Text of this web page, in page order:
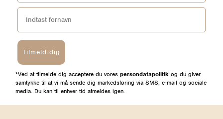
Tilmeld dig
*Ved at tilmelde dig acceptere du vores persondatapolitik og du giver
samtykke til at vi må sende dig markedsføring via SMS, e-mail og sociale
media. Du kan til enhver tid afmeldes igen.